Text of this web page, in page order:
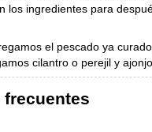
los ingredientes para
el pescado ya
cilantro o perejil y
frecuentes